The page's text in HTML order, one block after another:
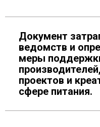
Документ
ведомств и
меры
проектов и
сфере питания.